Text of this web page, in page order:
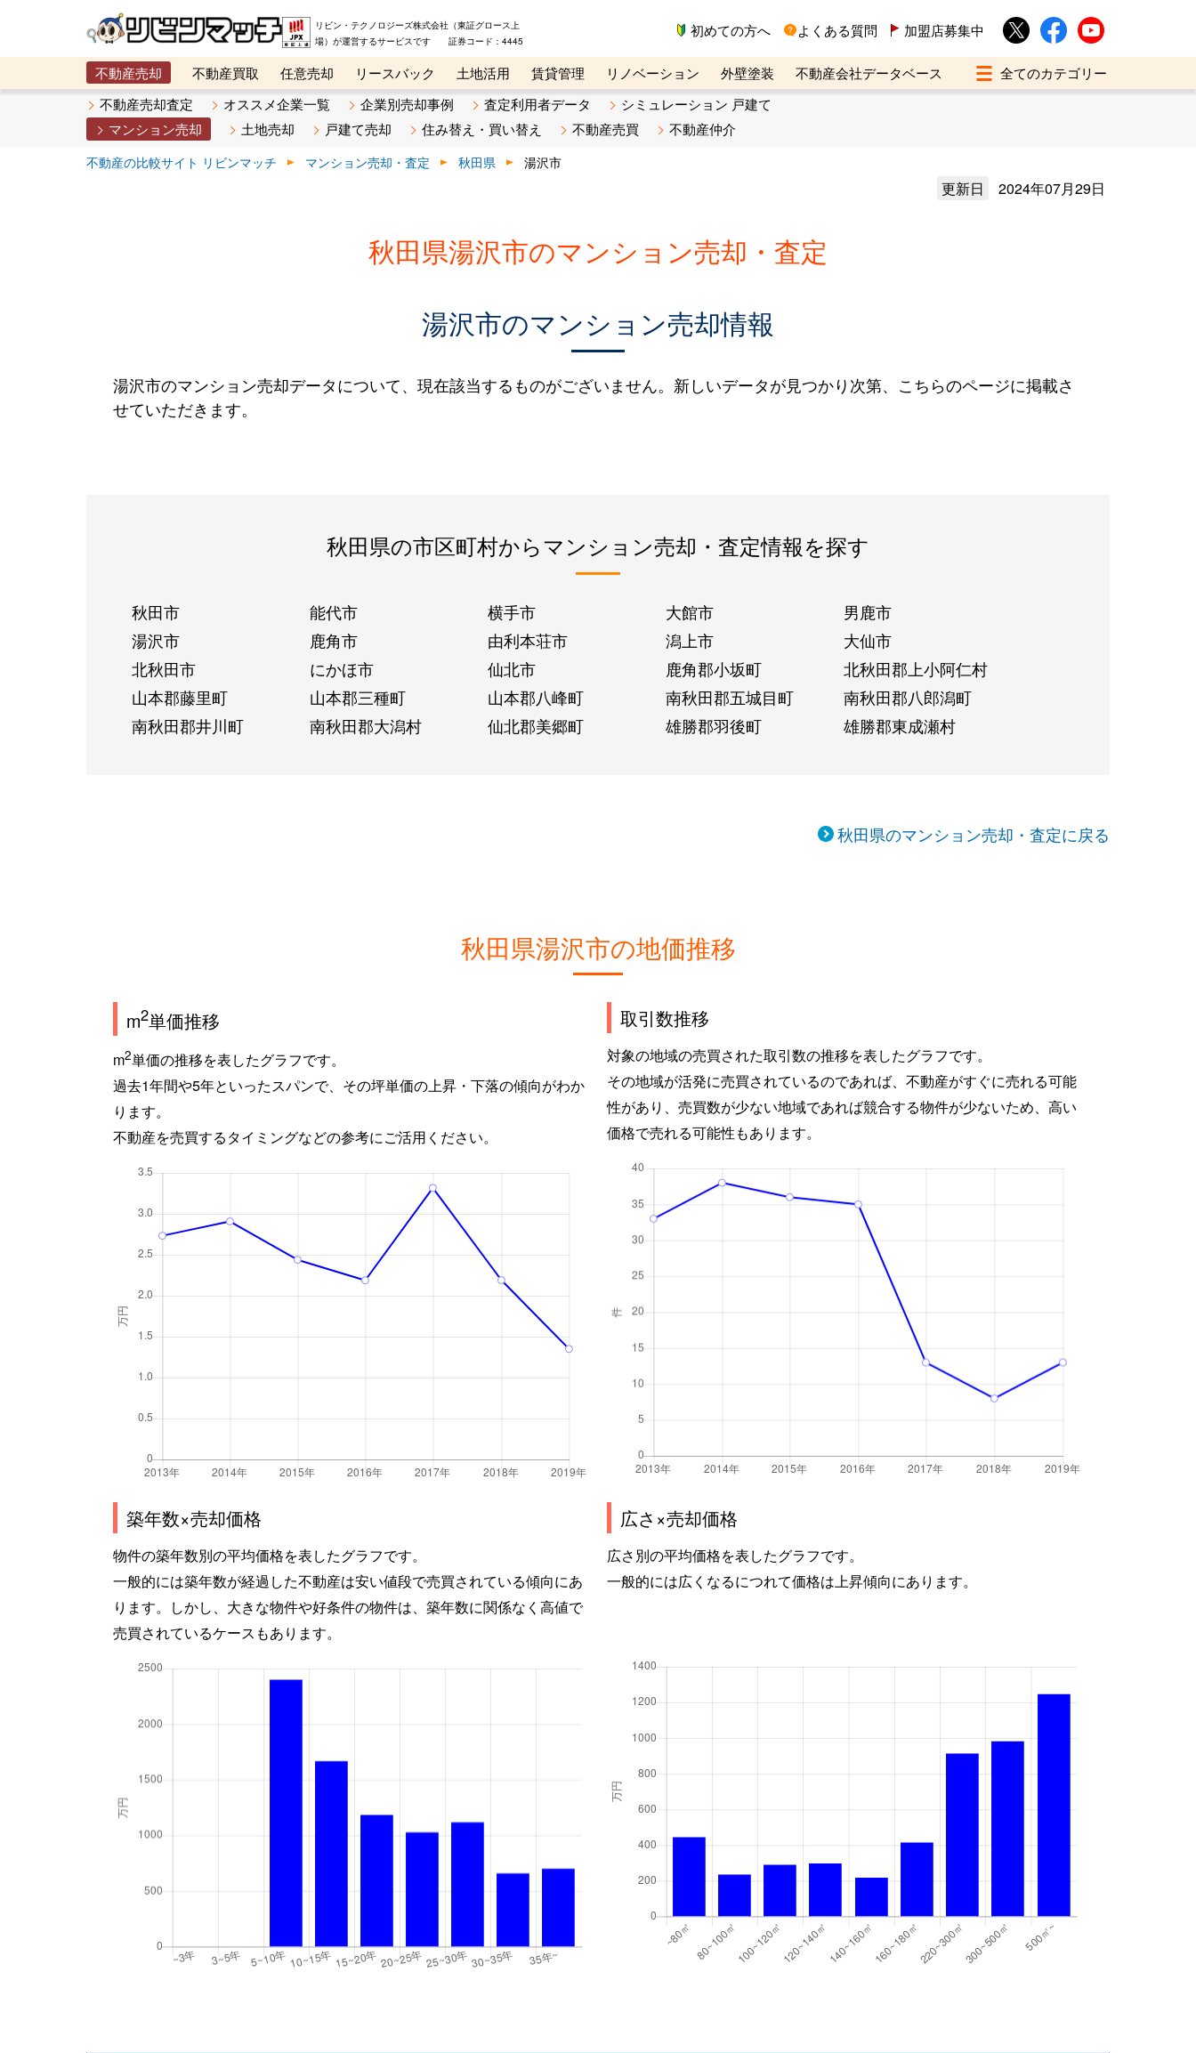
リビン・テクノロジーズ株式会社（東証グロース上
場）が運営するサービスです 証券コード：4445
初めての方へ よくある質問 加盟店募集中
不動産売却 不動産買取 任意売却 リースバック 土地活用 賃貸管理 リノベーション 外壁塗装
不動産会社データベース
メタ住宅展示場
ベスト不動産カンパニー オンライン講座 リビンマガジンBiz 不動産売却ご相談デスク
不動産売却査定 オススメ企業一覧 企業別売却事例 査定利用者データ
シミュレーション 戸建て
マンション売却
土地売却 戸建て売却 住み替え・買い替え 不動産売買 不動産仲介
不動産の比較サイト リビンマッチ マンション売却・査定 秋田県 湯沢市
更新日 2024年07月29日
秋田県湯沢市のマンション売却・査定
湯沢市のマンション売却情報
湯沢市のマンション売却データについて、現在該当するものがございません。新しいデータが見つかり次第、こちらのページに掲載さ
せていただきます。
秋田県の市区町村からマンション売却・査定情報を探す
秋田市 能代市 横手市 大館市
男鹿市
湯沢市
鹿角市 由利本荘市 潟上市
大仙市
北秋田市
にかほ市 仙北市 鹿角郡小坂町
北秋田郡上小阿仁村
山本郡藤里町
山本郡三種町 山本郡八峰町 南秋田郡五城目町
南秋田郡八郎潟町
南秋田郡井川町
南秋田郡大潟村 仙北郡美郷町 雄勝郡羽後町 雄勝郡東成瀬村
秋田県のマンション売却・査定に戻る
秋田県湯沢市の地価推移
m2単価推移
m2単価の推移を表したグラフです。
過去1年間や5年といったスパンで、その坪単価の上昇・下落の傾向がわか
ります。
不動産を売買するタイミングなどの参考にご活用ください。
取引数推移
対象の地域の売買された取引数の推移を表したグラフです。
その地域が活発に売買されているのであれば、不動産がすぐに売れる可能
性があり、売買数が少ない地域であれば競合する物件が少ないため、高い
価格で売れる可能性もあります。
築年数×売却価格
物件の築年数別の平均価格を表したグラフです。
一般的には築年数が経過した不動産は安い値段で売買されている傾向にあ
ります。しかし、大きな物件や好条件の物件は、築年数に関係なく高値で
売買されているケースもあります。
広さ×売却価格
広さ別の平均価格を表したグラフです。
一般的には広くなるにつれて価格は上昇傾向にあります。